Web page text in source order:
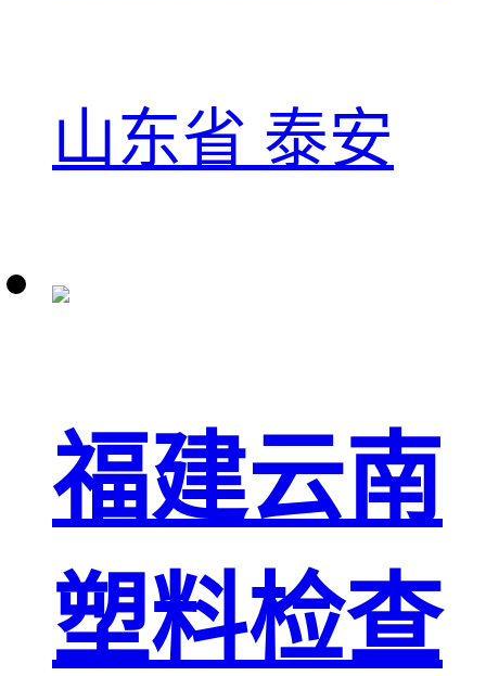
山东省 泰安
福建云南
塑料检查